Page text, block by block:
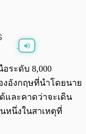
ระดับ 8,000
งอังกฤษที่นำโดยนาย
และคาดว่าจะเดิน
หนึ่งในสาเหตุที่